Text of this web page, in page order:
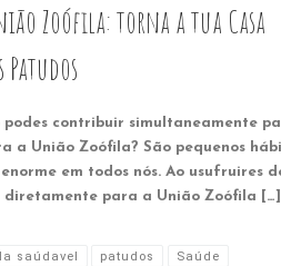
Zoófila: torna a tua Casa
podes contribuir simultaneamente
a União Zoófila? São pequenos
em todos nós. Ao usufruires
diretamente para a União Zoófila […]
saúdavel patudos Saúde